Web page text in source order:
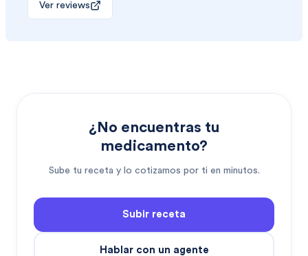
Ver reviews
¿No encuentras tu
medicamento?
Sube tu receta y lo cotizamos por ti en minutos.
Subir receta
Hablar con un agente